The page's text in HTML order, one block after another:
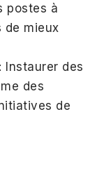
postes à
de mieux
: Instaurer des
des
de